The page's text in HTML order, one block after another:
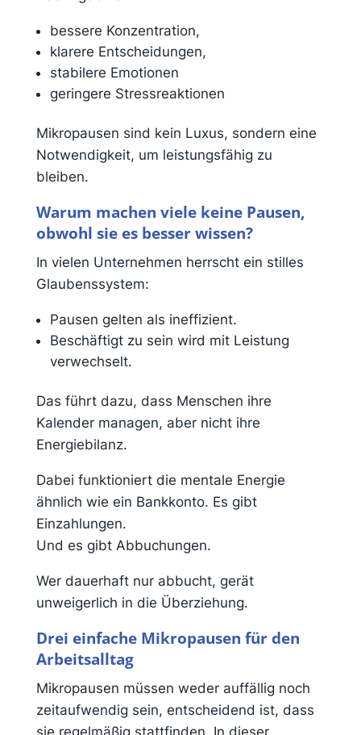
bessere Konzentration,
klarere Entscheidungen,
stabilere Emotionen
geringere Stressreaktionen
Mikropausen sind kein Luxus, sondern eine
Notwendigkeit, um leistungsfähig zu
bleiben.
Warum machen viele keine Pausen,
obwohl sie es besser wissen?
In vielen Unternehmen herrscht ein stilles
Glaubenssystem:
Pausen gelten als ineffizient.
Beschäftigt zu sein wird mit Leistung
verwechselt.
Das führt dazu, dass Menschen ihre
Kalender managen, aber nicht ihre
Energiebilanz.
Dabei funktioniert die mentale Energie
ähnlich wie ein Bankkonto. Es gibt
Einzahlungen.
Und es gibt Abbuchungen.
Wer dauerhaft nur abbucht, gerät
unweigerlich in die Überziehung.
Drei einfache Mikropausen für den
Arbeitsalltag
Mikropausen müssen weder auffällig noch
zeitaufwendig sein, entscheidend ist, dass
sie regelmäßig stattfinden. In dieser